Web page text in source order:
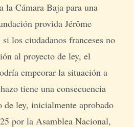
la Cámara Baja para una
provida Jérôme
los ciudadanos franceses no
al proyecto de ley, el
empeorar la situación a
tiene una consecuencia
de ley, inicialmente aprobado
por la Asamblea Nacional,